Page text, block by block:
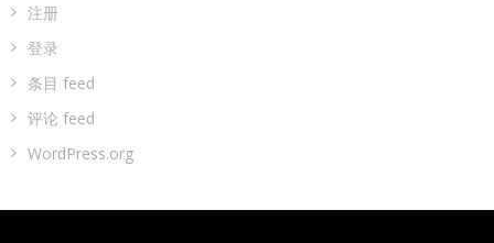
注册
登录
条目 feed
评论 feed
WordPress.org